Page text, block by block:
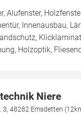
Alufenster,
Innenausbau,
Holzoptik,
Niere
3, 48282 Emsdetten